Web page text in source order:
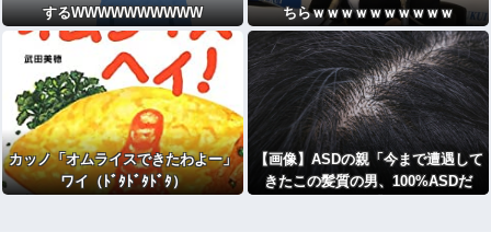
するWWWWWWWWWW
ちらｗｗｗｗｗｗｗｗｗｗ
カッノ「オムライスできたわよー」
ワイ（ﾄﾞﾀﾄﾞﾀﾄﾞﾀ）
【画像】ASDの親「今まで遭遇して
きたこの髪質の男、100%ASDだ